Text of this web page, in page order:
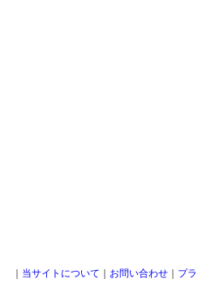
｜ 当サイトについて ｜ お問い合わせ ｜ プ